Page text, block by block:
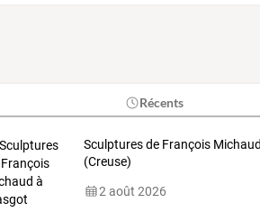
Récents
Sculptures de François
(Creuse)
2 août 2026